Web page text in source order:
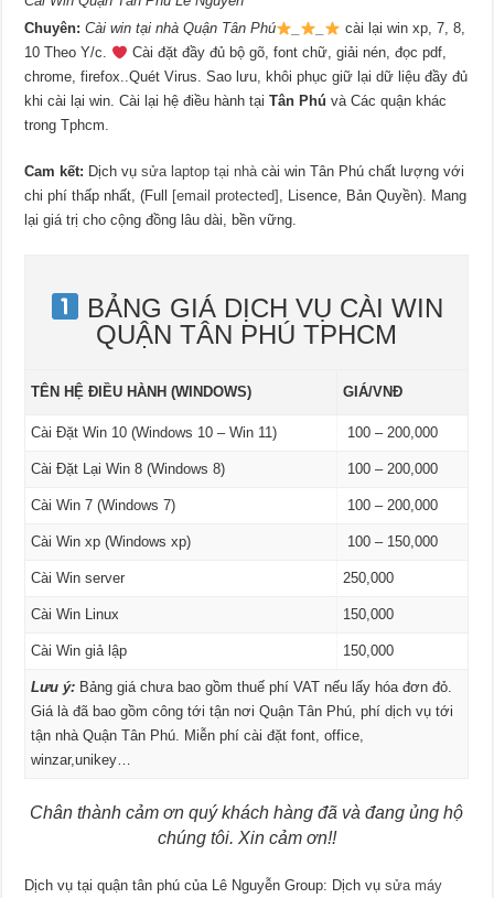
Chuyên: Cài win tại nhà Quận Tân Phú
cài lại win xp, 7, 8,
10 Theo Y/c.
Cài đặt đầy đủ bộ gõ, font chữ, giải nén, đọc pdf,
chrome, firefox..Quét Virus. Sao lưu, khôi phục giữ lại dữ liệu đầy đủ
khi cài lại win. Cài lại hệ điều hành tạiTân Phú và Các quận khác
trong Tphcm.
Cam kết: Dịch vụsửa laptop tại nhàcài win Tân Phú chất lượng với
chi phí thấp nhất, (Full
[email protected] , Lisence, Bản Quyền). Mang
lại giá trị cho cộng đồng lâu dài, bền vững.
BẢNG GIÁ DỊCH VỤ CÀI WIN
QUẬN TÂN PHÚ TPHCM
TÊN HỆ ĐIỀU HÀNH (WINDOWS) GIÁ/VNĐ
Cài Đặt Win 10 (Windows 10 – Win 11) 100 – 200,000
Cài Đặt Lại Win 8 (Windows 8) 100 – 200,000
Cài Win 7 (Windows 7) 100 – 200,000
Cài Win xp (Windows xp) 100 – 150,000
Cài Win server 250,000
Cài Win Linux 150,000
Cài Win giả lập 150,000
Lưu ý: Bảng giá chưa bao gồm thuế phí VAT nếu lấy hóa đơn đỏ.
Giá là đã bao gồm công tới tận nơi Quận Tân Phú, phí dịch vụ tới
tận nhà Quận Tân Phú. Miễn phí cài đặt font, office,
winzar,unikey…
Chân thành cảm ơn quý khách hàng đã và đang ủng hộ
chúng tôi. Xin cảm ơn!!
Dịch vụ tại quận tân phú của Lê Nguyễn Group: Dịch vụsửa máy